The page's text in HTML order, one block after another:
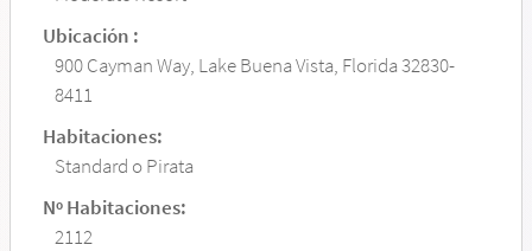
Ubicación :
900 Cayman Way, Lake Buena Vista, Florida 32830-
8411
Habitaciones:
Standard o Pirata
Nº Habitaciones:
2112